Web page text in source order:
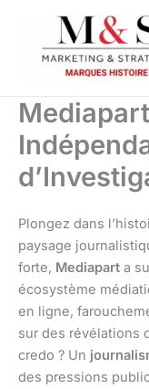
contenu
Plongez dans
paysage
forte, Mediapart a
écosystème
en ligne,
sur des révélations
credo ? Un
des pressions